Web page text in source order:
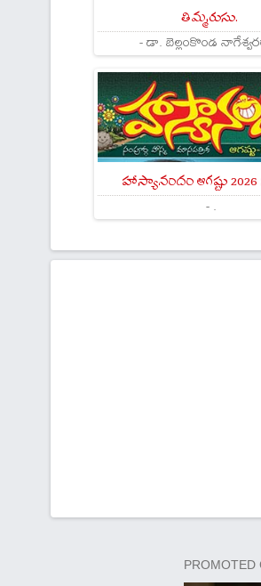
తిమ్మరుసు.
- డా. బెల్లంకొండ
హాస్యానందం ఆగష్టు
- .